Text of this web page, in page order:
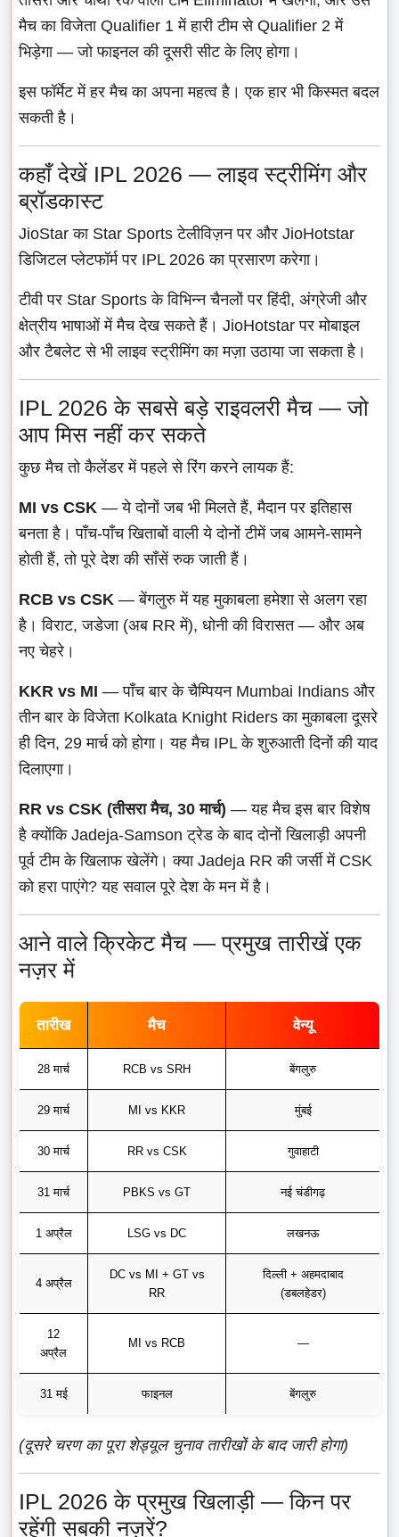
मैच का विजेता Qualifier 1 में हारी टीम से Qualifier 2 में
भिड़ेगा — जो फाइनल की दूसरी सीट के लिए होगा।
इस फॉर्मेट में हर मैच का अपना महत्व है। एक हार भी किस्मत बदल
सकती है।
कहाँ देखें IPL 2026 — लाइव स्ट्रीमिंग और
ब्रॉडकास्ट
JioStar का Star Sports टेलीविज़न पर और JioHotstar
डिजिटल प्लेटफॉर्म पर IPL 2026 का प्रसारण करेगा।
टीवी पर Star Sports के विभिन्न चैनलों पर हिंदी, अंग्रेजी और
क्षेत्रीय भाषाओं में मैच देख सकते हैं। JioHotstar पर मोबाइल
और टैबलेट से भी लाइव स्ट्रीमिंग का मज़ा उठाया जा सकता है।
IPL 2026 के सबसे बड़े राइवलरी मैच — जो
आप मिस नहीं कर सकते
कुछ मैच तो कैलेंडर में पहले से रिंग करने लायक हैं:
MI vs CSK — ये दोनों जब भी मिलते हैं, मैदान पर इतिहास
बनता है। पाँच-पाँच खिताबों वाली ये दोनों टीमें जब आमने-सामने
होती हैं, तो पूरे देश की साँसें रुक जाती हैं।
RCB vs CSK — बेंगलुरु में यह मुकाबला हमेशा से अलग रहा
है। विराट, जडेजा (अब RR में), धोनी की विरासत — और अब
नए चेहरे।
KKR vs MI — पाँच बार के चैम्पियन Mumbai Indians और
तीन बार के विजेता Kolkata Knight Riders का मुकाबला दूसरे
ही दिन, 29 मार्च को होगा। यह मैच IPL के शुरुआती दिनों की याद
दिलाएगा।
RR vs CSK (तीसरा मैच, 30 मार्च) — यह मैच इस बार विशेष
है क्योंकि Jadeja-Samson ट्रेड के बाद दोनों खिलाड़ी अपनी
पूर्व टीम के खिलाफ खेलेंगे। क्या Jadeja RR की जर्सी में CSK
को हरा पाएंगे? यह सवाल पूरे देश के मन में है।
आने वाले क्रिकेट मैच — प्रमुख तारीखें एक
नज़र में
तारीख मैच वेन्यू
28 मार्च RCB vs SRH बेंगलुरु
29 मार्च MI vs KKR मुंबई
30 मार्च RR vs CSK गुवाहाटी
31 मार्च PBKS vs GT नई चंडीगढ़
1 अप्रैल LSG vs DC लखनऊ
4 अप्रैल
DC vs MI + GT vs
RR
दिल्ली + अहमदाबाद
(डबलहेडर)
12
अप्रैल
MI vs RCB —
31 मई फाइनल बेंगलुरु
(दूसरे चरण का पूरा शेड्यूल चुनाव तारीखों के बाद जारी होगा)
IPL 2026 के प्रमुख खिलाड़ी — किन पर
रहेंगी सबकी नज़रें?